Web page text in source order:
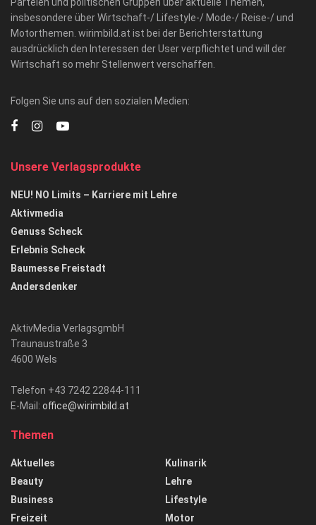
Parteien und politischen Gruppen über aktuelle Themen,
insbesondere über Wirtschaft-/ Lifestyle-/ Mode-/ Reise-/ und
Motorthemen. wirimbild.at ist bei der Berichterstattung
ausdrücklich den Interessen der User verpflichtet und will der
Wirtschaft so mehr Stellenwert verschaffen.
Folgen Sie uns auf den sozialen Medien:
Unsere Verlagsprodukte
NEU! NO Limits – Karriere mit Lehre
Aktivmedia
Genuss Scheck
Erlebnis Scheck
Baumesse Freistadt
Andersdenker
AktivMedia VerlagsgmbH
Traunaustraße 3
4600 Wels
Telefon +43 7242 22844-111
E-Mail: office@wirimbild.at
Themen
Aktuelles
Beauty
Business
Freizeit
Kulinarik
Lehre
Lifestyle
Motor